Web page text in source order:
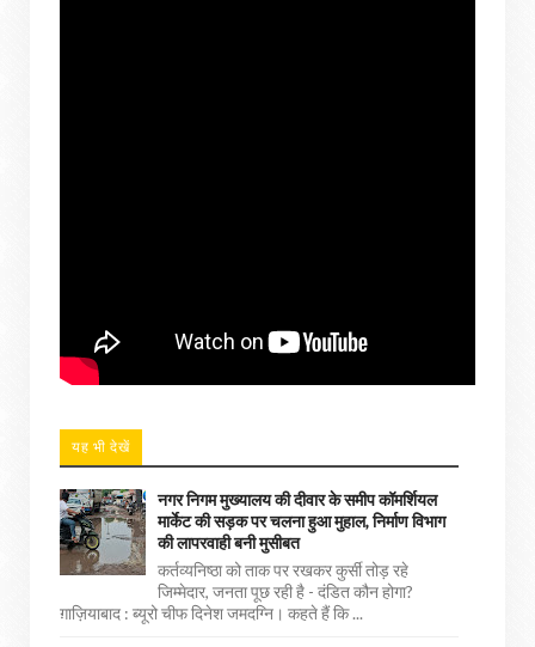
यह भी देखें
नगर निगम मुख्यालय की दीवार के समीप कॉमर्शियल
मार्केट की सड़क पर चलना हुआ मुहाल, निर्माण विभाग
की लापरवाही बनी मुसीबत
कर्तव्यनिष्ठा को ताक पर रखकर कुर्सी तोड़ रहे
जिम्मेदार, जनता पूछ रही है - दंडित कौन होगा?
ग़ाज़ियाबाद : ब्यूरो चीफ दिनेश जमदग्नि। कहते हैं कि ...